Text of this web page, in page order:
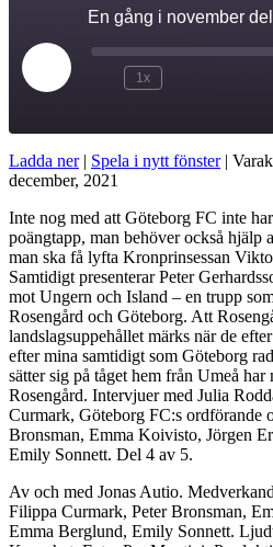
Play
Episode
Rewind
1x
seconds
RSS FEED
SHARE
LINK
EMBED
Ladda ner| Spela i nytt fönster|
december, 2021
Inte nog med att Göteborg FC inte
poängtapp, man behöver också hjälp
man ska få lyfta Kronprinsessan
Samtidigt presenterar Peter
mot Ungern och Island – en trupp
Rosengård och Göteborg. Att
landslagsuppehållet märks när de
efter mina samtidigt som Göteborg
sätter sig på tåget hem från Umeå
Rosengård. Intervjuer med Julia
Curmark, Göteborg FC:s ordförande
Bronsman, Emma Koivisto, Jörgen
Emily Sonnett. Del 4 av 5.
Av och med Jonas Autio.
Filippa Curmark, Peter Bronsman,
Emma Berglund, Emily Sonnett.